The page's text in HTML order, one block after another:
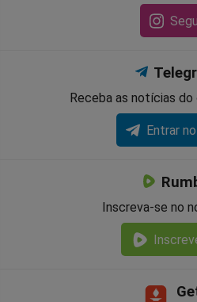
Receba as notícias do
Entrar
Inscreva-se no